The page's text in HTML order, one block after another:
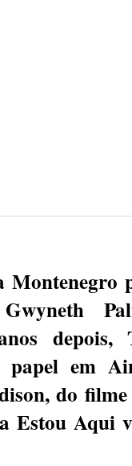
papel em
do
Estou Aqui